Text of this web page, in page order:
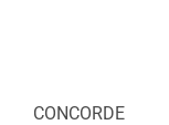
CONCORDE